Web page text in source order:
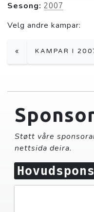
Sesong: 2007
Velg andre kampar:
« KAMPAR I
Støtt våre
nettsida deira.